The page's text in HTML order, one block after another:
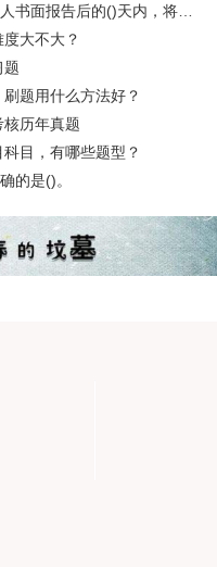
异议的处理意见通知承包人，并执行赔付。
大不大？
题
题用什么方法好？
历年真题
目，有哪些题型？
的是()。